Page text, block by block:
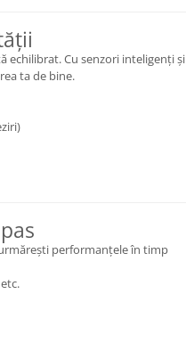
echilibrat. Cu senzori inteligenți și
ta de bine.
performanțele în timp